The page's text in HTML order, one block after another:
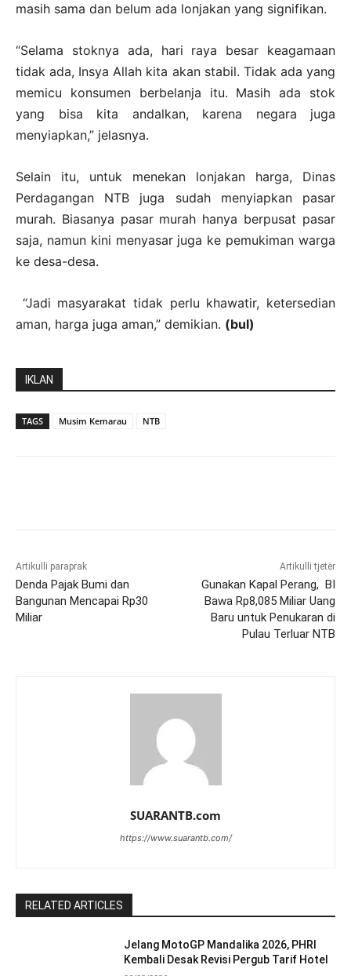
masih sama dan belum ada lonjakan yang signifikan.
“Selama stoknya ada, hari raya besar keagamaan
tidak ada, Insya Allah kita akan stabil. Tidak ada yang
memicu konsumen berbelanja itu. Masih ada stok
yang bisa kita andalkan, karena negara juga
menyiapkan,” jelasnya.
Selain itu, untuk menekan lonjakan harga, Dinas
Perdagangan NTB juga sudah menyiapkan pasar
murah. Biasanya pasar murah hanya berpusat pasar
saja, namun kini menyasar juga ke pemukiman warga
ke desa-desa.
“Jadi masyarakat tidak perlu khawatir, ketersedian
aman, harga juga aman,” demikian. (bul)
IKLAN
TAGS Musim Kemarau NTB
Artikulli paraprak
Denda Pajak Bumi dan
Bangunan Mencapai Rp30
Miliar
Artikulli tjetër
Gunakan Kapal Perang, BI
Bawa Rp8,085 Miliar Uang
Baru untuk Penukaran di
Pulau Terluar NTB
SUARANTB.com
https://www.suarantb.com/
RELATED ARTICLES
Jelang MotoGP Mandalika 2026, PHRI
Kembali Desak Revisi Pergub Tarif Hotel